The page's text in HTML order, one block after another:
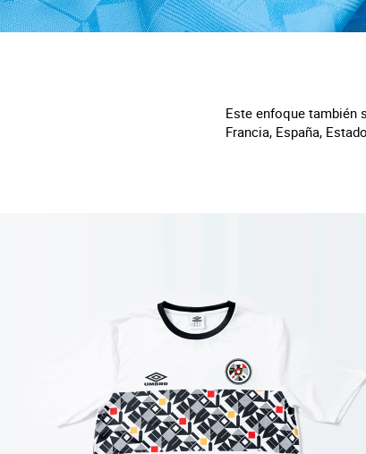
Este enfoque también
Francia, España,